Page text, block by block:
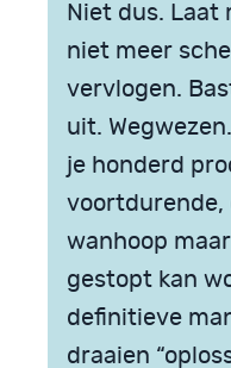
Niet dus. Laat
niet meer
vervlogen.
uit.
je honderd
voortdurende,
wanhoop
gestopt kan
definitieve
draaien